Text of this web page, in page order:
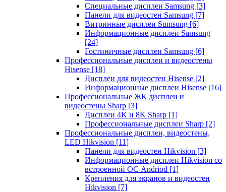
Специальные дисплеи Samsung [3]
Панели для видеостен Samsung [7]
Витринные дисплеи Sumsung [6]
Информационные дисплеи Samsung
[24]
Гостиничные дисплеи Samsung [6]
Профессиональные дисплеи и видеостены
Hisense [18]
Дисплеи для видеостен Hisense [2]
Информационные дисплеи Hisense [16]
Профессиональные ЖК дисплеи и
видеостены Sharp [3]
Дисплеи 4K и 8K Sharp [1]
Профессиональные дисплеи Sharp [2]
Профессиональные дисплеи, видеостены,
LED Hikvision [11]
Панели для видеостен Hikvision [3]
Информационные дисплеи Hikvision со
встроенной ОС Andriod [1]
Крепления для экранов и видеостен
Hikvision [7]